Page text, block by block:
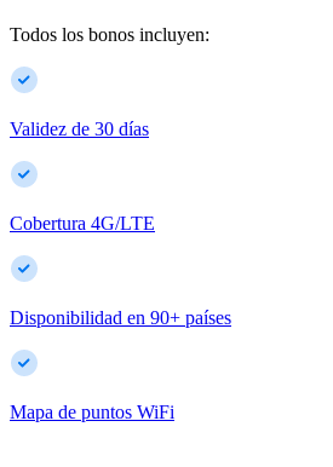
Todos los bonos incluyen:
Validez de 30 días
Cobertura 4G/LTE
Disponibilidad en 90+ países
Mapa de puntos WiFi